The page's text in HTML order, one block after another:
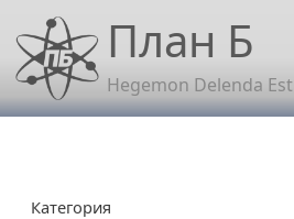
Перейти к основному содержанию
План Б
Hegemon Delenda Est
Категория